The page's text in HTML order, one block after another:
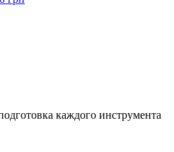
каждого инструмента